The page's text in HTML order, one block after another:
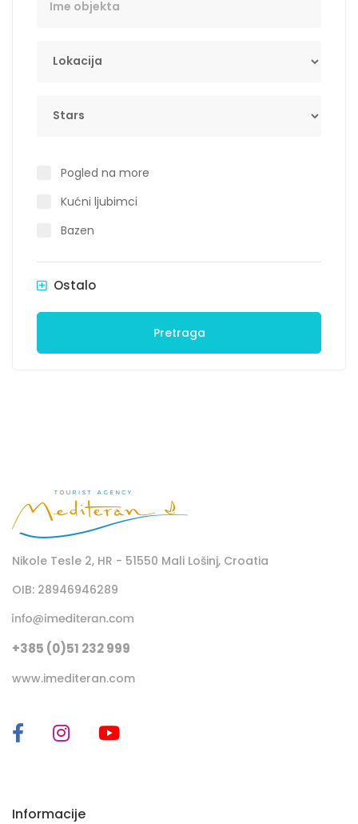
Pogled na more
Kućni ljubimci
Bazen
Ostalo
Pretraga
Nikole Tesle 2, HR - 51550 Mali Lošinj, Croatia
OIB: 28946946289
+385 (0)51 232 999
www.imediteran.com
Informacije